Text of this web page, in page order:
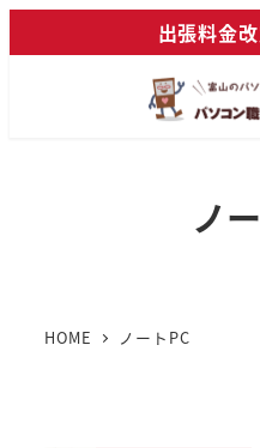
イ
出張料金
ノ
HOME ノートPC